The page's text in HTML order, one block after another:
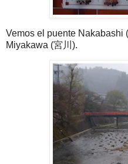
Vemos el puente Nakabashi
Miyakawa (宮川).